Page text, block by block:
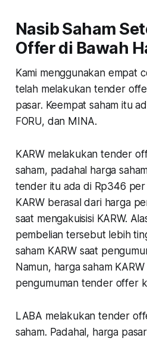
Nasib Saham
Offer di Bawah
Kami menggunakan empat
telah melakukan tender
pasar. Keempat saham itu
FORU, dan MINA.
KARW melakukan tender
saham, padahal harga
tender itu ada di Rp346 per
KARW berasal dari harga
saat mengakuisisi KARW.
pembelian tersebut lebih
saham KARW saat
Namun, harga saham
pengumuman tender offer
LABA melakukan tender
saham. Padahal, harga